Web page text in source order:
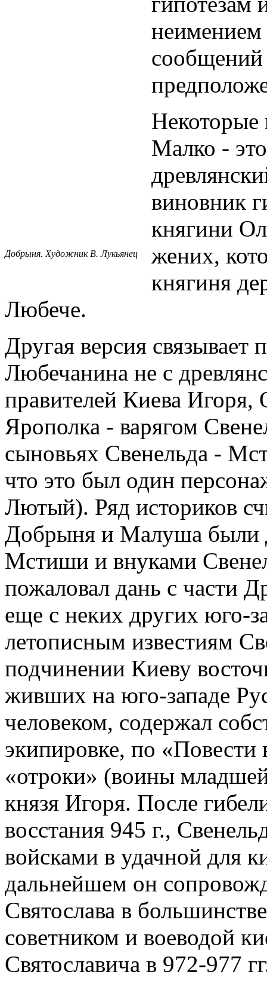
Добрыня. Художник В. Лукьянец
неимением
сообщений
Некоторые
Малко -
виновник
княгини
жених,
княгиня
Любече.
Другая версия
Любечанина не с
правителей Киева Игоря,
Ярополка - варягом
сыновьях Свенельда -
что это был один
Лютый). Ряд историков
Добрыня и Малуша были
Мстиши и внуками
пожаловал дань с части
еще с неких других юго-
летописным известиям
подчинении Киеву
живших на юго-западе
человеком, содержал
экипировке, по «Повести
«отроки» (воины
князя Игоря. После
восстания 945 г.,
войсками в удачной для
дальнейшем он
Святослава в
советником и воеводой
Святославича в 972-977